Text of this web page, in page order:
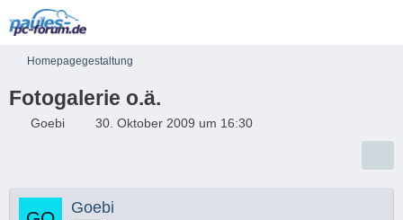
Homepagegestaltung
Fotogalerie o.ä.
Goebi 30. Oktober 2009 um 16:30
Goebi